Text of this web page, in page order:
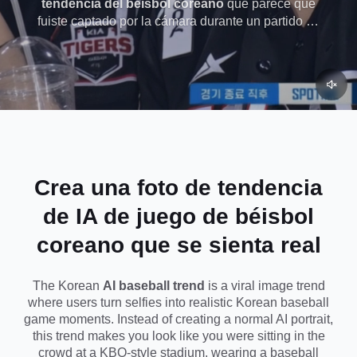
tendencia del béisbol coreano que parece que
fuiste captado por la cámara durante un partido de
KBO repleto. Con Dreamina, puedes usar un
indicador de IA de béisbol coreano para crear una
live-broadcast-style imagen de cámara de fans con
luces de estadio, energía de multitud, camisetas de
equipo y el aspecto viral captado por la cámara que
Crea una foto de tendencia
de IA de juego de béisbol
coreano que se sienta real
The Korean AI baseball trend is a viral image trend
where users turn selfies into realistic Korean baseball
game moments. Instead of creating a normal AI portrait,
this trend makes you look like you were sitting in the
crowd at a KBO-style stadium, wearing a baseball